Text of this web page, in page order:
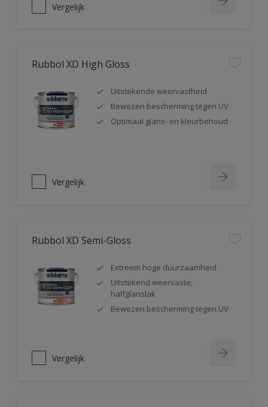
Vergelijk
Rubbol XD High Gloss
Uitstekende weervastheid
Bewezen bescherming tegen UV
Optimaal glans- en kleurbehoud
Vergelijk
Rubbol XD Semi-Gloss
Extreem hoge duurzaamheid
Uitstekend weervaste,
halfglanslak
Bewezen bescherming tegen UV
Vergelijk